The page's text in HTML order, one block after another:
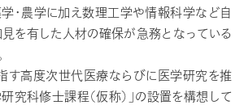
学・農学に加え数理工学や情報科学など自
を有した人材の確保が急務となっている
す高度次世代医療ならびに医学研究を推
究科修士課程（仮称）」の設置を構想して